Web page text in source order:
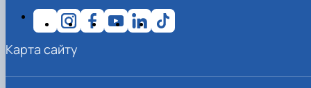
Карта сайту